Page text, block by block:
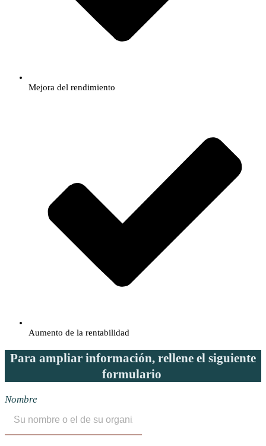
​​Mejora del rendimiento
​​Aumento de la rentabilidad
Para ampliar información, rellene el siguiente
formulario ​
Nombre